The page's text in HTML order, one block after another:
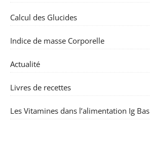
Calcul des Glucides
Indice de masse Corporelle
Actualité
Livres de recettes
Les Vitamines dans l’alimentation Ig Bas